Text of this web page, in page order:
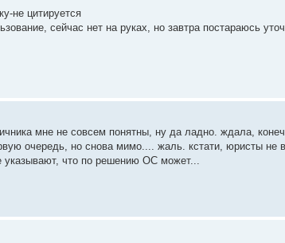
не цитируется
сейчас нет на руках, но завтра постараюсь
мне не совсем понятны, ну да ладно. ждала,
очередь, но снова мимо.... жаль. кстати, юристы не
что по решению ОС может...